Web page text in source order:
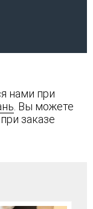
нами при
. Вы можете
заказе